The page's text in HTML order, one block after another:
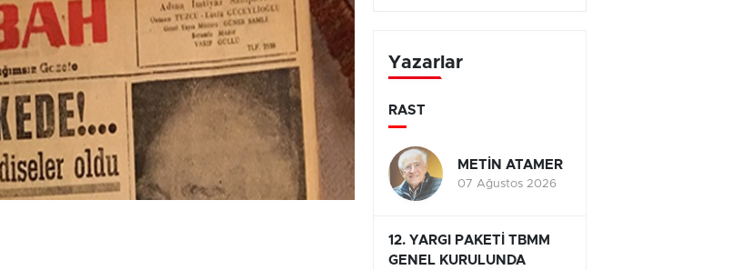
Yazarlar
RAST
METİN ATAMER
07 Ağustos 2026
12. YARGI PAKETİ TBMM
GENEL KURULUNDA